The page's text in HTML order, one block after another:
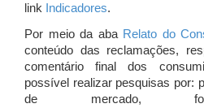
link Indicadores.
Por meio da aba Relato do
conteúdo das reclamações,
comentário final dos
possível realizar pesquisas por:
de mercado,